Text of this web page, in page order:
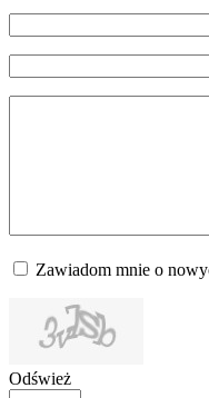
Zawiadom mnie o
Odśwież